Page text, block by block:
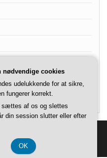
Tema:Head Blog
nødvendige cookies
udelukkende for at sikre,
fungerer korrekt.
sættes af os og slettes
din session slutter eller efter
OK